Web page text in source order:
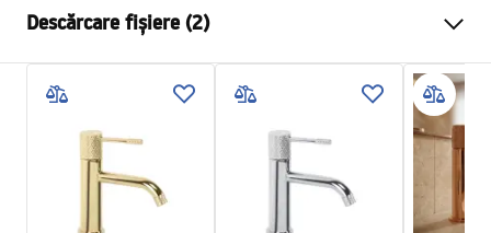
Metodă de montaj
Culoare
Negru
Tip de gura de scurgere
Mobilă
Material
Alamă
Lungimea gurii
mm
Descărcare fișiere (2)
Instrucțiuni de asamblare
Condiții de garanție
Warranty_Terms_and_Conditions_Faucets_-_5.pdf